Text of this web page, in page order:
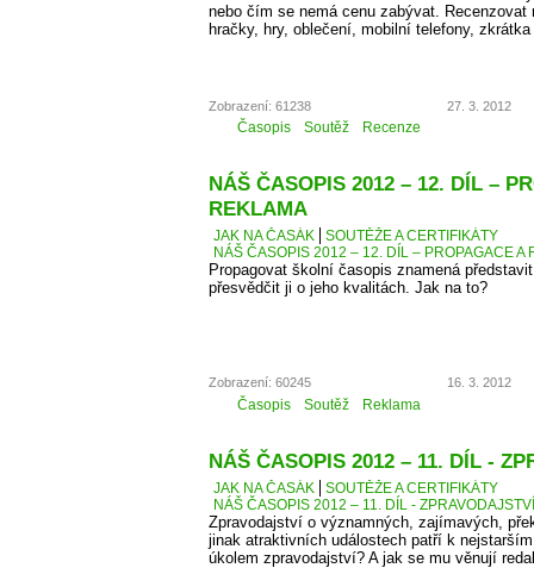
nebo čím se nemá cenu zabývat. Recenzovat
hračky, hry, oblečení, mobilní telefony,
Zobrazení: 61238 27. 3. 2012
Časopis Soutěž Recenze
NÁŠ ČASOPIS 2012 – 12. DÍL –
REKLAMA
JAK NA ČASÁK
SOUTĚŽE A CERTIFIKÁTY
NÁŠ ČASOPIS 2012 – 12. DÍL – PROPAGACE A
Propagovat školní časopis znamená
přesvědčit ji o jeho kvalitách. Jak na to?
Zobrazení: 60245 16. 3. 2012
Časopis Soutěž Reklama
NÁŠ ČASOPIS 2012 – 11. DÍL -
JAK NA ČASÁK
SOUTĚŽE A CERTIFIKÁTY
NÁŠ ČASOPIS 2012 – 11. DÍL - ZPRAVODAJSTVÍ
Zpravodajství o významných, zajímavých,
jinak atraktivních událostech patří k
úkolem zpravodajství? A jak se mu věnují